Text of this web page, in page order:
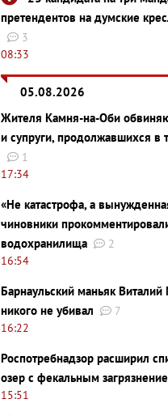
претендентов на думские
3
08:33
05.08.2026
Жителя Камня-на-Оби
и супруги, продолжавшихся в
1
17:34
«Не катастрофа, а
чиновники
водохранилища
2
16:54
Барнаульский маньяк
никого не убивал
7
16:22
Роспотребнадзор расширил
озер с фекальным
15:51